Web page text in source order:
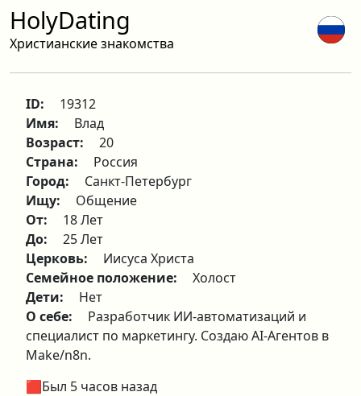
HolyDating
Христианские знакомства
ID:
19312
Имя:
Влад
Возраст:
20
Страна:
Россия
Город:
Санкт-Петербург
Ищу:
Общение
От:
18 Лет
До:
25 Лет
Церковь:
Иисуса Христа
Семейное положение:
Холост
Дети:
Нет
О себе:
Разработчик ИИ-автоматизаций и
специалист по маркетингу. Создаю AI-Агентов в
Make/n8n.
🟥Был 5 часов назад